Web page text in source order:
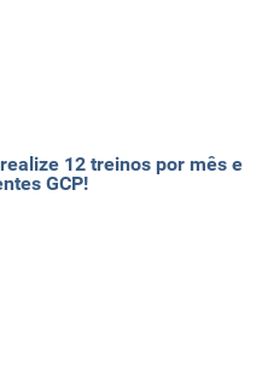
12 treinos por mês e
GCP!